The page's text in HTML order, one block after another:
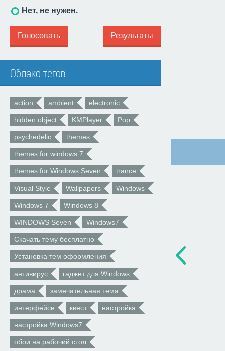
Нет, не нужен.
Голосовать Результаты
Облако тегов
action ambient electronic
hidden object KMPlayer Pop
psychedelic themes
themes for windows 7
themes for Windows Seven trance
Visual Style Wallpapers Windows
Windows 7 Windows 8
WINDOWS Seven Windows7
Скачать тему бесплатно
Установка тем оформления
антивирус гаджет для Windows
драма замечательная тема
интерфейсе квест настройка
настройка Windows7
обои на рабочий стол